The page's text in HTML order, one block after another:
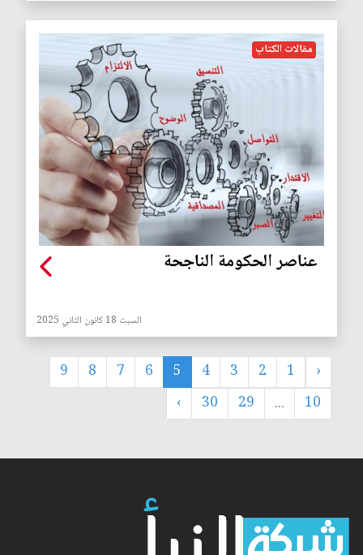
مقالات الكتاب
عناصر الحكومة الناجحة
السبت 18 كانون الثاني 2025
‹
1
2
3
4
5
6
7
8
9
10
...
29
30
›